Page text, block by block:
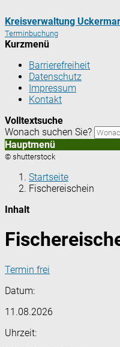
Kreisverwaltung
Terminbuchung
Kurzmenü
Barrierefreiheit
Datenschutz
Impressum
Kontakt
Volltextsuche
Wonach suchen Sie?
Hauptmenü
© shutterstock
Startseite
Fischereischein
Inhalt
Termin frei
Datum:
11.08.2026
Uhrzeit: